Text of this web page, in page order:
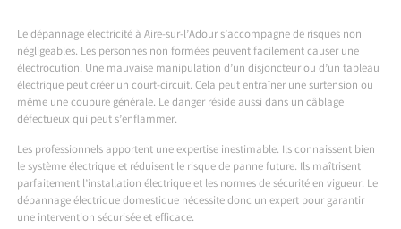
Ledépannage électricité à Aire-sur-l’Adours’accompagne de risques non
négligeables. Les personnes non formées peuvent facilement causer une
électrocution. Une mauvaise manipulation d’un disjoncteur ou d’un tableau
électrique peut créer un court-circuit. Cela peut entraîner une surtension ou
même une coupure générale. Le danger réside aussi dans un câblage
défectueux qui peut s’enflammer.
Les professionnels apportent une expertise inestimable. Ils connaissent bien
le système électrique et réduisent le risque de panne future. Ils maîtrisent
parfaitement l’installation électrique et les normes de sécurité en vigueur. Le
dépannage électrique domestique nécessite donc un expert pour garantir
une intervention sécurisée et efficace.